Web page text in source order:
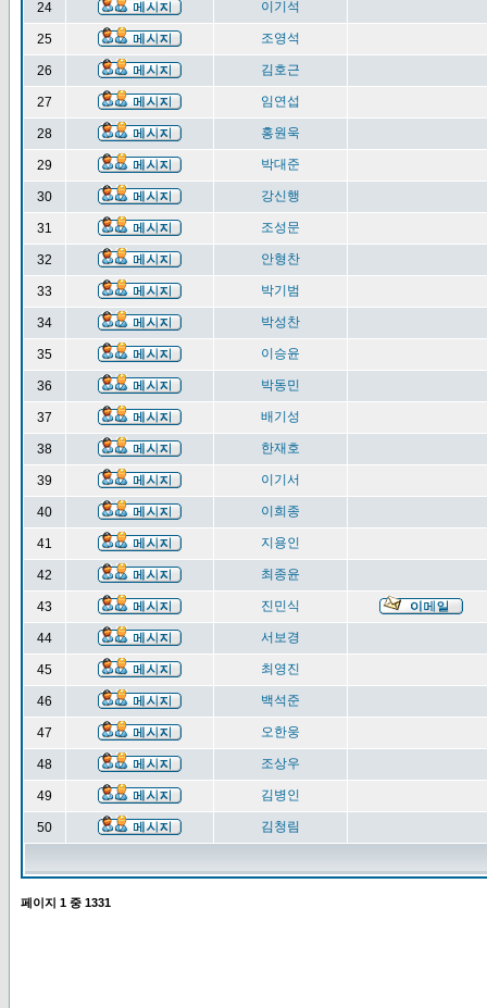
24 이기석
25 조영석
26 김호근
27 임연섭
28 홍원욱
29 박대준
30 강신행
31 조성문
32 안형찬
33 박기범
34 박성찬
35 이승윤
36 박동민
37 배기성
38 한재호
39 이기서
40 이희종
41 지용인
42 최종윤
43 진민식
44 서보경
45 최영진
46 백석준
47 오한웅
48 조상우
49 김병인
50 김청림
페이지 1 중 1331